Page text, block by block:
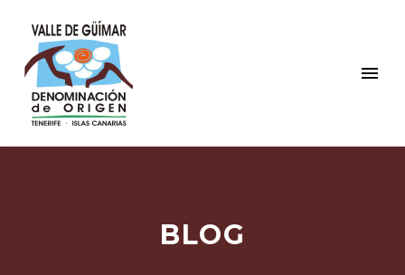
BLOG